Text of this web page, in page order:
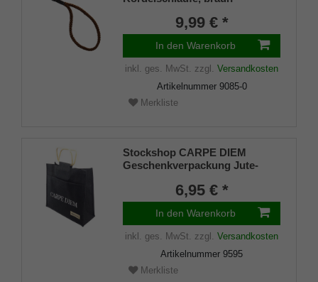
9,99 € *
In den Warenkorb
inkl. ges. MwSt. zzgl. Versandkosten
Artikelnummer 9085-0
Merkliste
Stockshop CARPE DIEM
Geschenkverpackung Jute-
Holzgriffen für Trinkstöcke,
Faltstöcke, Flipstick, Sonstiges
6,95 € *
In den Warenkorb
inkl. ges. MwSt. zzgl. Versandkosten
Artikelnummer 9595
Merkliste